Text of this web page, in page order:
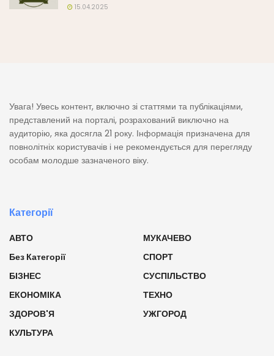
15.04.2025
Увага! Увесь контент, включно зі статтями та публікаціями,
представлений на порталі, розрахований виключно на
аудиторію, яка досягла 21 року. Інформація призначена для
повнолітніх користувачів і не рекомендується для перегляду
особам молодше зазначеного віку.
Категорії
АВТО
Без Категорії
БІЗНЕС
ЕКОНОМІКА
ЗДОРОВ'Я
КУЛЬТУРА
МУКАЧЕВО
СПОРТ
СУСПІЛЬСТВО
ТЕХНО
УЖГОРОД